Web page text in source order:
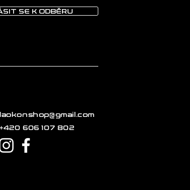
SE K ODBĚRU
laokonshop@gmail.com
+420 606 107 802